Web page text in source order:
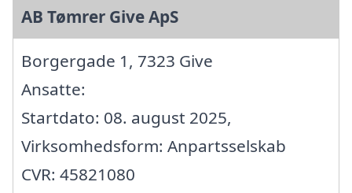
AB Tømrer Give ApS
Borgergade 1, 7323 Give
Ansatte:
Startdato: 08. august 2025,
Virksomhedsform: Anpartsselskab
CVR: 45821080